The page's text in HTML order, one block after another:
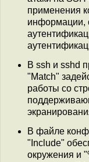
применения
информации,
В ssh и sshd
"Match"
работы со
В файле
"Include"
окружения и